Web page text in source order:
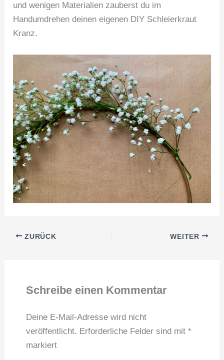
und wenigen Materialien zauberst du im
Handumdrehen deinen eigenen DIY Schleierkraut
Kranz.
ZURÜCK WEITER
Schreibe einen Kommentar
Deine E-Mail-Adresse wird nicht
veröffentlicht. Erforderliche Felder sind mit *
markiert